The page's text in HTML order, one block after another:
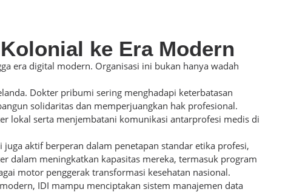
ke Era Modern
era digital modern. Organisasi ini bukan hanya wadah
Dokter pribumi sering menghadapi keterbatasan
solidaritas dan memperjuangkan hak profesional.
lokal serta menjembatani komunikasi antarprofesi medis di
aktif berperan dalam penetapan standar etika profesi,
dalam meningkatkan kapasitas mereka, termasuk program
motor penggerak transformasi kesehatan nasional.
IDI mampu menciptakan sistem manajemen data